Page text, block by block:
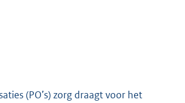
(PO’s) zorg draagt voor het